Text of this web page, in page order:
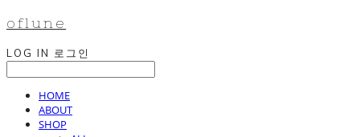
oflune
LOG IN 로그인
HOME
ABOUT
SHOP